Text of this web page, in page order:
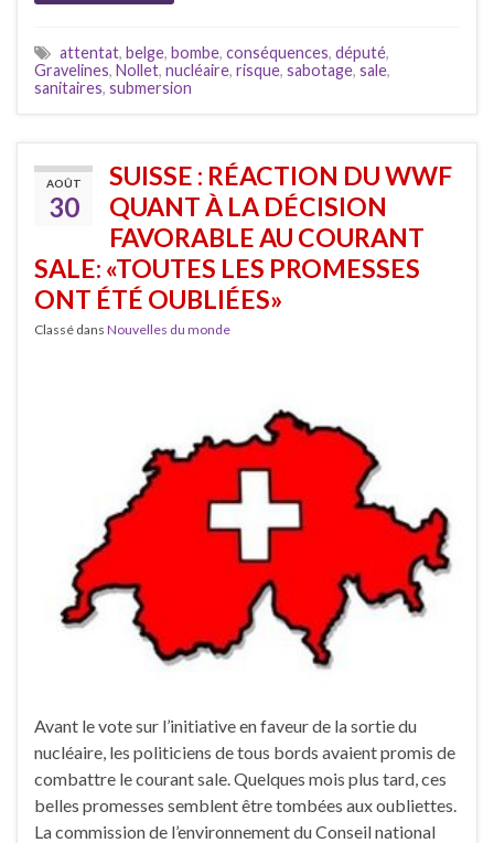
attentat, belge, bombe, conséquences, député,
Gravelines, Nollet, nucléaire, risque, sabotage, sale,
sanitaires, submersion
AOÛT
30
SUISSE : RÉACTION DU WWF
QUANT À LA DÉCISION
FAVORABLE AU COURANT
SALE: «TOUTES LES PROMESSES
ONT ÉTÉ OUBLIÉES»
Classé dans Nouvelles du monde
Avant le vote sur l’initiative en faveur de la sortie du
nucléaire, les politiciens de tous bords avaient promis de
combattre le courant sale. Quelques mois plus tard, ces
belles promesses semblent être tombées aux oubliettes.
La commission de l’environnement du Conseil national